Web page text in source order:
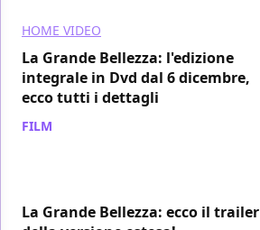
HOME VIDEO
La Grande Bellezza: l'edizione
integrale in Dvd dal 6 dicembre,
ecco tutti i dettagli
FILM
La Grande Bellezza: ecco il trailer